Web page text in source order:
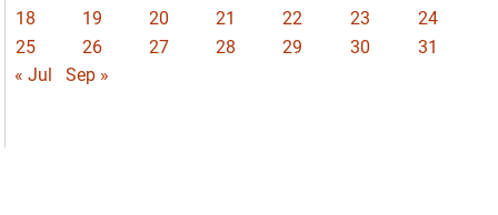
18
19 20 21 22 23
24
25
26 27 28 29 30
31
« Jul
Sep »